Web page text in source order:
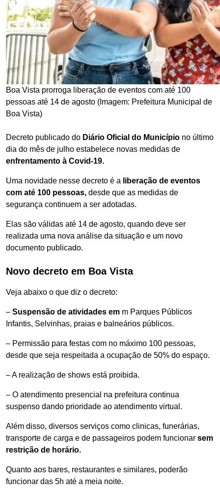
Boa Vista prorroga liberação de eventos com até 100
pessoas até 14 de agosto (Imagem: Prefeitura Municipal de
Boa Vista)
Decreto publicado do Diário Oficial do Município no último
dia do mês de julho estabelece novas medidas de
enfrentamento à Covid-19.
Uma novidade nesse decreto é a liberação de eventos
com até 100 pessoas, desde que as medidas de
segurança continuem a ser adotadas.
Elas são válidas até 14 de agosto, quando deve ser
realizada uma nova análise da situação e um novo
documento publicado.
Novo decreto em Boa Vista
Veja abaixo o que diz o decreto:
– Suspensão de atividades em m Parques Públicos
Infantis, Selvinhas, praias e balneários públicos.
– Permissão para festas com no máximo 100 pessoas,
desde que seja respeitada a ocupação de 50% do espaço.
– A realização de shows está proibida.
– O atendimento presencial na prefeitura continua
suspenso dando prioridade ao atendimento virtual.
Além disso, diversos serviços como clinicas, funerárias,
transporte de carga e de passageiros podem funcionar sem
restrição de horário.
Quanto aos bares, restaurantes e similares, poderão
funcionar das 5h até a meia noite.